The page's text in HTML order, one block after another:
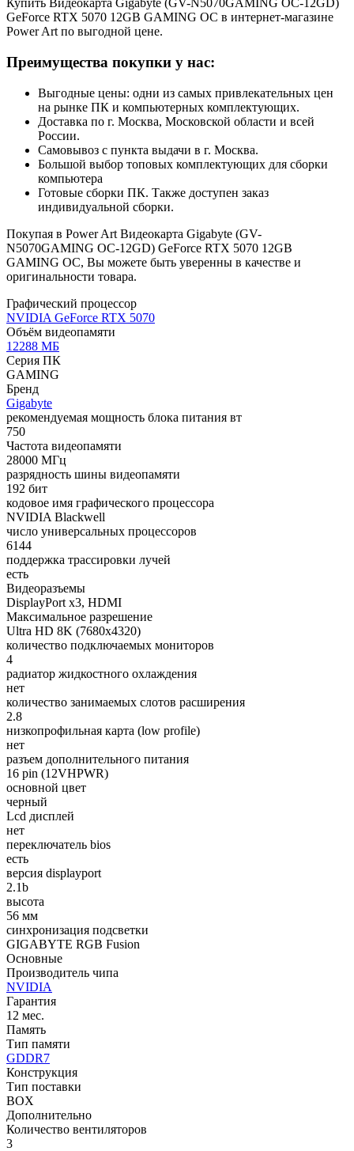
Купить Видеокарта Gigabyte (GV-N5070GAMING OC-12GD)
GeForce RTX 5070 12GB GAMING OC в интернет-магазине
Power Art по выгодной цене.
Преимущества покупки у нас:
Выгодные цены: одни из самых привлекательных цен
на рынке ПК и компьютерных комплектующих.
Доставка по г. Москва, Московской области и всей
России.
Самовывоз с пункта выдачи в г. Москва.
Большой выбор топовых комплектующих для сборки
компьютера
Готовые сборки ПК. Также доступен заказ
индивидуальной сборки.
Покупая в Power Art Видеокарта Gigabyte (GV-
N5070GAMING OC-12GD) GeForce RTX 5070 12GB
GAMING OC, Вы можете быть уверенны в качестве и
оригинальности товара.
Графический процессор
NVIDIA GeForce RTX 5070
Объём видеопамяти
12288 МБ
Серия ПК
GAMING
Бренд
Gigabyte
рекомендуемая мощность блока питания вт
750
Частота видеопамяти
28000 МГц
разрядность шины видеопамяти
192 бит
кодовое имя графического процессора
NVIDIA Blackwell
число универсальных процессоров
6144
поддержка трассировки лучей
есть
Видеоразъемы
DisplayPort x3, HDMI
Максимальное разрешение
Ultra HD 8K (7680x4320)
количество подключаемых мониторов
4
радиатор жидкостного охлаждения
нет
количество занимаемых слотов расширения
2.8
низкопрофильная карта (low profile)
нет
разъем дополнительного питания
16 pin (12VHPWR)
основной цвет
черный
Lcd дисплей
нет
переключатель bios
есть
версия displayport
2.1b
высота
56 мм
синхронизация подсветки
GIGABYTE RGB Fusion
Основные
Производитель чипа
NVIDIA
Гарантия
12 мес.
Память
Тип памяти
GDDR7
Конструкция
Тип поставки
BOX
Дополнительно
Количество вентиляторов
3